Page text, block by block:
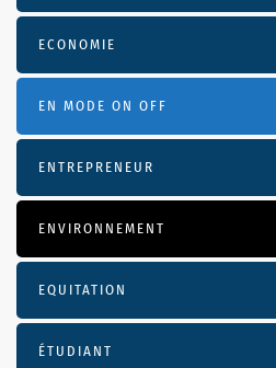
ECONOMIE
EN MODE ON OFF
ENTREPRENEUR
ENVIRONNEMENT
EQUITATION
ÉTUDIANT